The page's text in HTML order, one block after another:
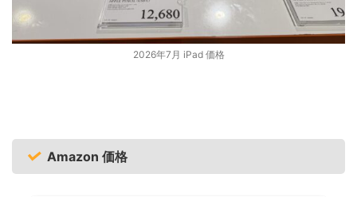
2026年7月 iPad 価格
Amazon 価格